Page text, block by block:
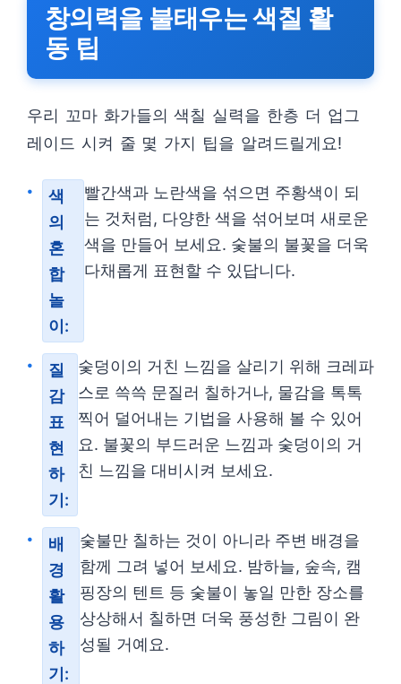
창의력을 불태우는 색칠 활
동 팁
우리 꼬마 화가들의 색칠 실력을 한층 더 업그
레이드 시켜 줄 몇 가지 팁을 알려드릴게요!
색
의
혼
합
놀
이:
빨간색과 노란색을 섞으면 주황색이 되
는 것처럼, 다양한 색을 섞어보며 새로운
색을 만들어 보세요. 숯불의 불꽃을 더욱
다채롭게 표현할 수 있답니다.
질
감
표
현
하
기:
숯덩이의 거친 느낌을 살리기 위해 크레파
스로 쓱쓱 문질러 칠하거나, 물감을 톡톡
찍어 덜어내는 기법을 사용해 볼 수 있어
요. 불꽃의 부드러운 느낌과 숯덩이의 거
친 느낌을 대비시켜 보세요.
배
경
활
용
하
기:
숯불만 칠하는 것이 아니라 주변 배경을
함께 그려 넣어 보세요. 밤하늘, 숲속, 캠
핑장의 텐트 등 숯불이 놓일 만한 장소를
상상해서 칠하면 더욱 풍성한 그림이 완
성될 거예요.